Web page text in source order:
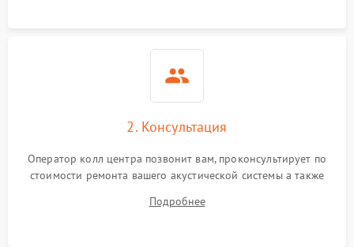
2. Консультация
Оператор колл центра позвонит вам, проконсультирует по
стоимости ремонта вашего акустической системы а также
Подробнее